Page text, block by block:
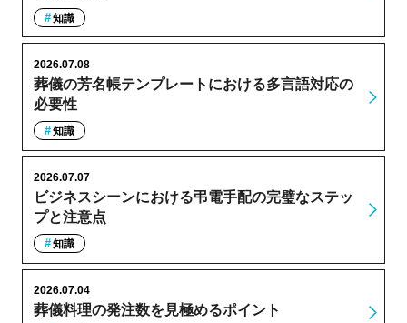
知識
葬儀の芳名帳テンプレートにおける多言語対応の
必要性
2026.07.08
知識
ビジネスシーンにおける弔電手配の完璧なステッ
プと注意点
2026.07.07
知識
葬儀料理の発注数を見極めるポイント
2026.07.04